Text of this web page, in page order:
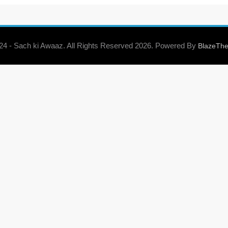
- Sach ki Awaaz. All Rights Reserved 2026. Powered By